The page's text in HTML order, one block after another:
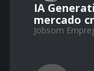
IA
mercado
Jobsom